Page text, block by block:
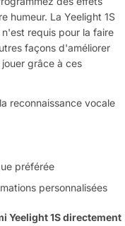
humeur. La Yeelight 1S
requis pour la faire
façons d'améliorer
grâce à ces
reconnaissance vocale
préférée
personnalisées
Yeelight 1S directement